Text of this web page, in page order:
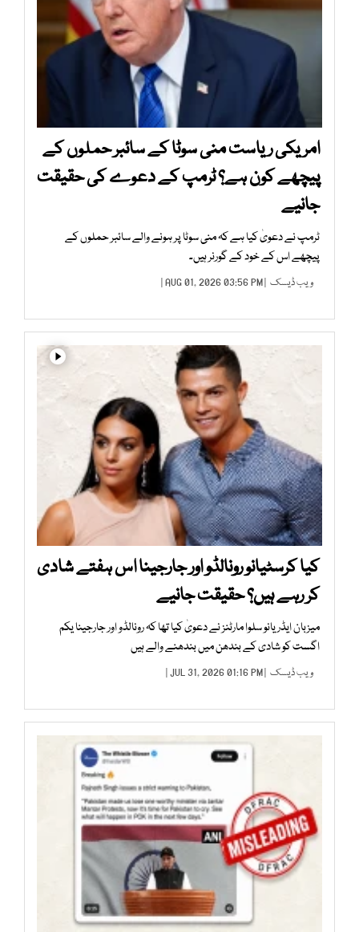
امریکی ریاست منی سوٹا کے سائبر حملوں کے
پیچھے کون ہے؟ ٹرمپ کے دعوے کی حقیقت
جانیے
ٹرمپ نے دعویٰ کیا ہے کہ منی سوٹا پر ہونے والے سائبر حملوں کے
پیچھے اس کے خود کے گورنر ہیں۔
ویب ڈیسک | AUG 01, 2026 03:56 PM |
کیا کرسٹیانو رونالڈو اور جارجینا اس ہفتے شادی
کر رہے ہیں؟ حقیقت جانیے
میزبان ایڈریانو سلوا مارٹنز نے دعویٰ کیا تھا کہ رونالڈو اور جارجینا یکم
اگست کو شادی کے بندھن میں بندھنے والے ہیں
ویب ڈیسک | JUL 31, 2026 01:16 PM |